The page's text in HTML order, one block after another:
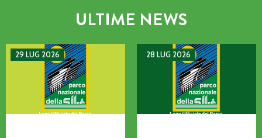
ULTIME NEWS
29 LUG 2026
AVVISO DI GUASTO SULLA LINEA TELEFONICA DELL’ENTE
28 LUG 2026
MANIFESTAZIONE DI